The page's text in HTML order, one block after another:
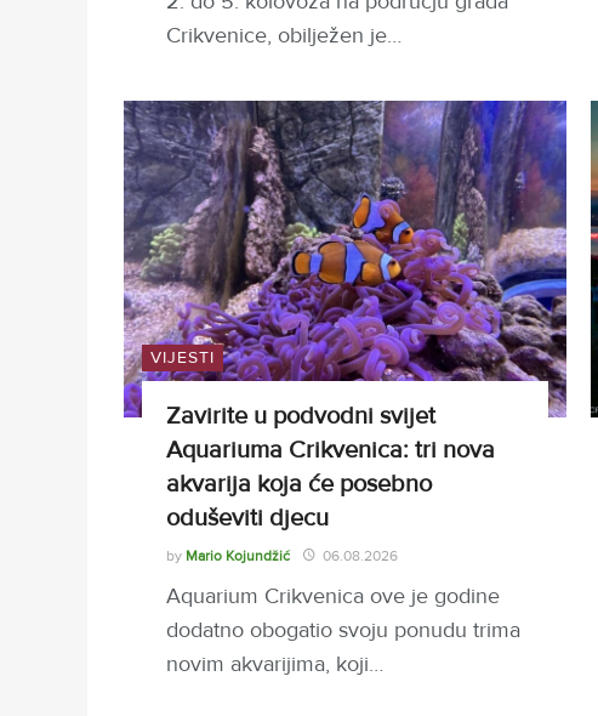
Crikvenice, obilježen je…
VIJESTI
Zavirite u podvodni svijet
Aquariuma Crikvenica: tri nova
akvarija koja će posebno
oduševiti djecu
by Mario Kojundžić 06.08.2026
Aquarium Crikvenica ove je godine
dodatno obogatio svoju ponudu trima
novim akvarijima, koji…